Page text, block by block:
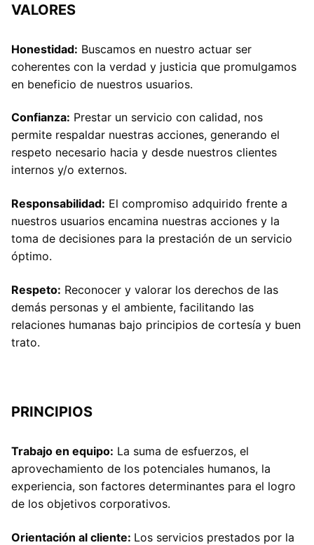
VALORES
Honestidad: Buscamos en nuestro actuar ser
coherentes con la verdad y justicia que promulgamos
en beneficio de nuestros usuarios.
Confianza: Prestar un servicio con calidad, nos
permite respaldar nuestras acciones, generando el
respeto necesario hacia y desde nuestros clientes
internos y/o externos.
Responsabilidad: El compromiso adquirido frente a
nuestros usuarios encamina nuestras acciones y la
toma de decisiones para la prestación de un servicio
óptimo.
Respeto: Reconocer y valorar los derechos de las
demás personas y el ambiente, facilitando las
relaciones humanas bajo principios de cortesía y buen
trato.
PRINCIPIOS
Trabajo en equipo: La suma de esfuerzos, el
aprovechamiento de los potenciales humanos, la
experiencia, son factores determinantes para el logro
de los objetivos corporativos.
Orientación al cliente: Los servicios prestados por la